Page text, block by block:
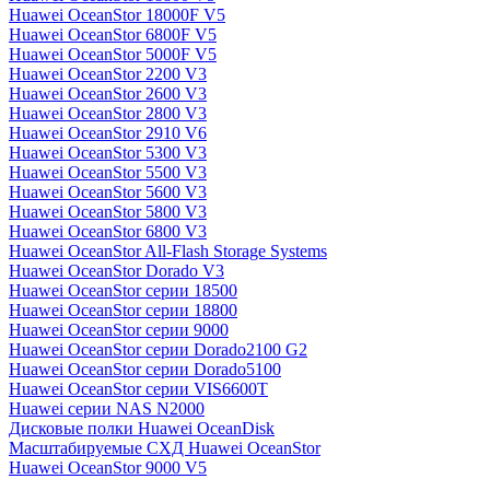
Huawei OceanStor 18000F V5
Huawei OceanStor 6800F V5
Huawei OceanStor 5000F V5
Huawei OceanStor 2200 V3
Huawei OceanStor 2600 V3
Huawei OceanStor 2800 V3
Huawei OceanStor 2910 V6
Huawei OceanStor 5300 V3
Huawei OceanStor 5500 V3
Huawei OceanStor 5600 V3
Huawei OceanStor 5800 V3
Huawei OceanStor 6800 V3
Huawei OceanStor All-Flash Storage Systems
Huawei OceanStor Dorado V3
Huawei OceanStor серии 18500
Huawei OceanStor серии 18800
Huawei OceanStor серии 9000
Huawei OceanStor серии Dorado2100 G2
Huawei OceanStor серии Dorado5100
Huawei OceanStor серии VIS6600T
Huawei серии NAS N2000
Дисковые полки Huawei OceanDisk
Масштабируемые СХД Huawei OceanStor
Huawei OceanStor 9000 V5